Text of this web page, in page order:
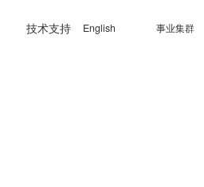
技术支持 English 事业集群